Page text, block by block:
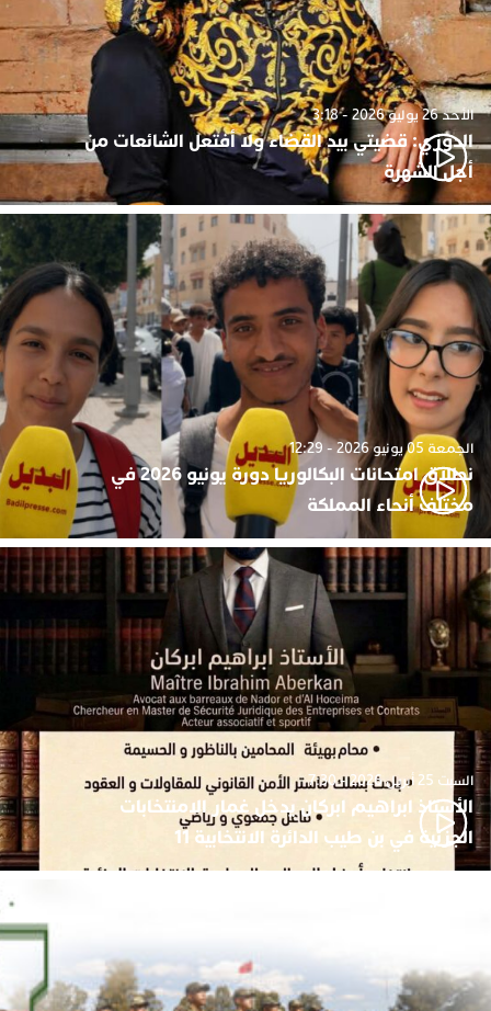
الأحد 26 يوليو 2026 - 3:18
الدوزي: قضيتي بيد القضاء ولا أفتعل الشائعات من
أجل الشهرة
الجمعة 05 يونيو 2026 - 12:29
نطلاق امتحانات البكالوريا دورة يونيو 2026 في
مختلف أنحاء المملكة
السبت 25 أبريل 2026 - 7:30
الأستاذ ابراهيم ابركان يدخل غمار الامنتخابات
الجزئية في بن طيب الدائرة الانتخابية 11